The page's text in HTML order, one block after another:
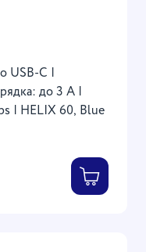
USB-C |
до 3 A |
| HELIX 60, Blue